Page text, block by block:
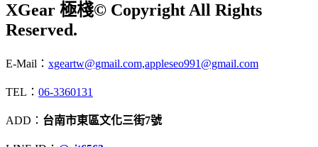
XGear 極棧© Copyright All Rights
Reserved.
E-Mail： xgeartw@gmail.com,appleseo991@gmail.com
TEL： 06-3360131
ADD： 台南市東區文化三街7號